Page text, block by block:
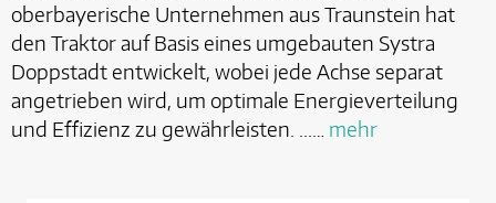
oberbayerische Unternehmen aus Traunstein hat
den Traktor auf Basis eines umgebauten Systra
Doppstadt entwickelt, wobei jede Achse separat
angetrieben wird, um optimale Energieverteilung
und Effizienz zu gewährleisten. ...… mehr